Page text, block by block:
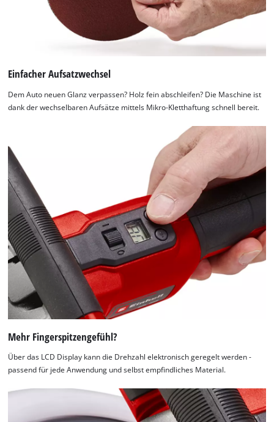
Einfacher Aufsatzwechsel
Dem Auto neuen Glanz verpassen? Holz fein abschleifen? Die Maschine ist
dank der wechselbaren Aufsätze mittels Mikro-Kletthaftung schnell bereit.
Mehr Fingerspitzengefühl?
Über das LCD Display kann die Drehzahl elektronisch geregelt werden -
passend für jede Anwendung und selbst empfindliches Material.